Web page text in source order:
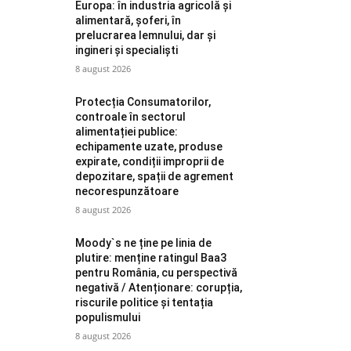
Europa: în industria agricolă și
alimentară, șoferi, în
prelucrarea lemnului, dar și
ingineri și specialiști
8 august 2026
Protecția Consumatorilor,
controale în sectorul
alimentației publice:
echipamente uzate, produse
expirate, condiții improprii de
depozitare, spații de agrement
necorespunzătoare
8 august 2026
Moody`s ne ține pe linia de
plutire: menține ratingul Baa3
pentru România, cu perspectivă
negativă / Atenționare: corupția,
riscurile politice și tentația
populismului
8 august 2026